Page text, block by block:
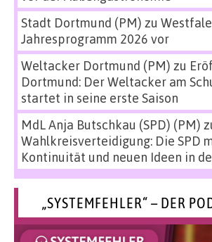
Stadt Dortmund (PM) zu
Jahresprogramm 2026 vor
Weltacker Dortmund (PM) zu
Dortmund: Der Weltacker am
startet in seine erste Saison
MdL Anja Butschkau (SPD) (PM)
Wahlkreisverteidigung: Die SPD
Kontinuität und neuen Ideen in
„SYSTEMFEHLER“ – DER